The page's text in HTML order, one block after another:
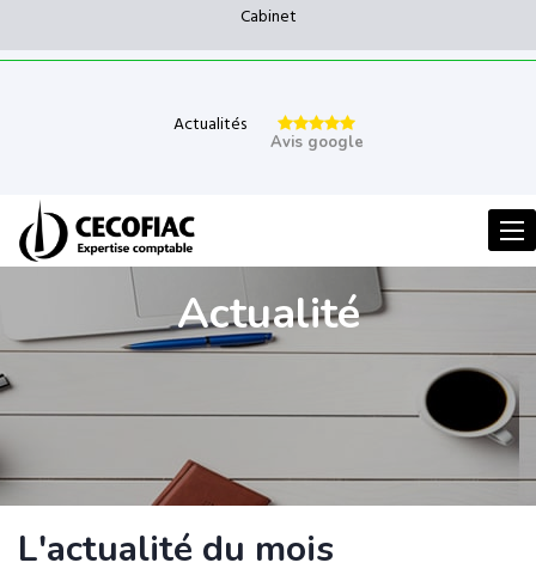
Cabinet
Actualités
Avis google
Actualité
L'actualité du mois